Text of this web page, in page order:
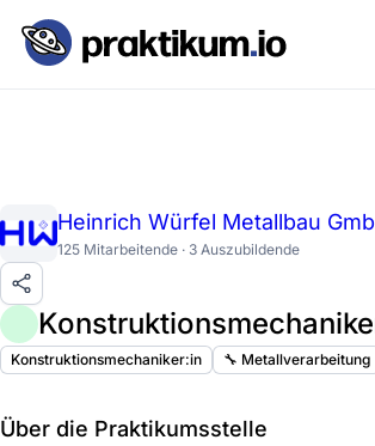
Heinrich Würfel Metallbau
125 Mitarbeitende · 3 Auszubildende
Konstruktionsmechaniker:in 🔧 Metallverarbeitung
Über die Praktikumsstelle